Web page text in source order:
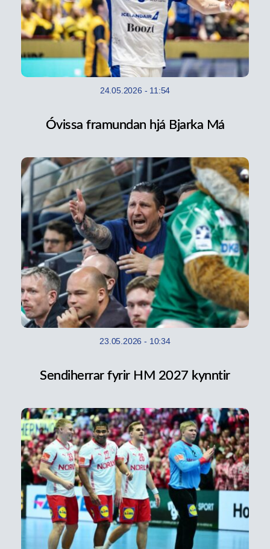
24.05.2026 - 11:54
Óvissa framundan hjá Bjarka Má
23.05.2026 - 10:34
Sendiherrar fyrir HM 2027 kynntir